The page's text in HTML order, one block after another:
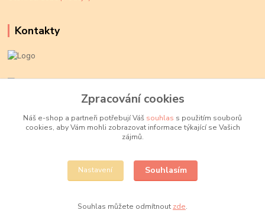
Kontakty
+420 774 719 784
info@fajnekorale.cz
Zpracování cookies
Náš e-shop a partneři potřebují Váš souhlas s použitím souborů
cookies, aby Vám mohli zobrazovat informace týkající se Vašich
zájmů.
Nastavení Souhlasím
Souhlas můžete odmítnout zde.